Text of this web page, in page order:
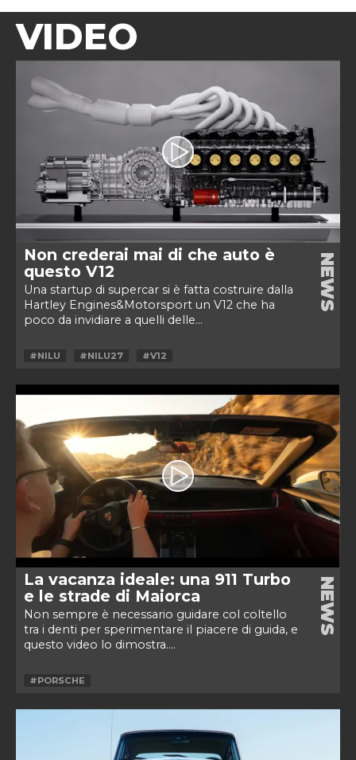
VIDEO
Non crederai mai di che auto è
questo V12
Una startup di supercar si è fatta costruire dalla
Hartley Engines&Motorsport un V12 che ha
poco da invidiare a quelli delle...
NEWS
#NILU #NILU27 #V12
La vacanza ideale: una 911 Turbo
e le strade di Maiorca
Non sempre è necessario guidare col coltello
tra i denti per sperimentare il piacere di guida, e
questo video lo dimostra....
NEWS
#PORSCHE